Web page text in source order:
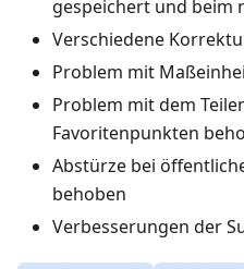
gespeichert und beim
Verschiedene
Problem mit
Problem mit dem
Favoritenpunkten
Abstürze bei
behoben
Verbesserungen der